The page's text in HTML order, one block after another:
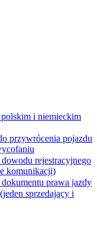
i niemieckim
przywrócenia pojazdu
rejestracyjnego
komunikacji)
prawa jazdy
sprzedający i